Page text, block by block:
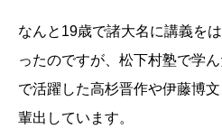
なんと19歳で諸大名に講義を
ったのですが、松下村塾で学
で活躍した高杉晋作や伊藤博
輩出しています。